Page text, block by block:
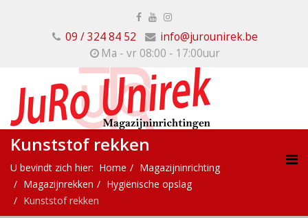
09 / 324 84 52
info@jurounirek.be
Ma - vr 08:00 - 17:00uur
Kunststof rekken
U bevindt zich hier: Home
Magazijninrichting
Magazijnrekken
Hygiënische opslag
Kunststof rekken